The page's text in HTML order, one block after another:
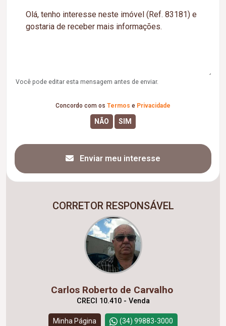
Você pode editar esta mensagem antes de enviar.
Concordo com os Termos e Privacidade
Enviar meu interesse
CORRETOR RESPONSÁVEL
Carlos Roberto de Carvalho
CRECI 10.410 - Venda
Minha Página (34) 99883-3000